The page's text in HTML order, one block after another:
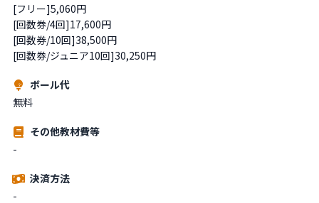
[フリー]5,060円
[回数券/4回]17,600円
[回数券/10回]38,500円
[回数券/ジュニア10回]30,250円
ボール代
無料
その他教材費等
-
決済方法
-